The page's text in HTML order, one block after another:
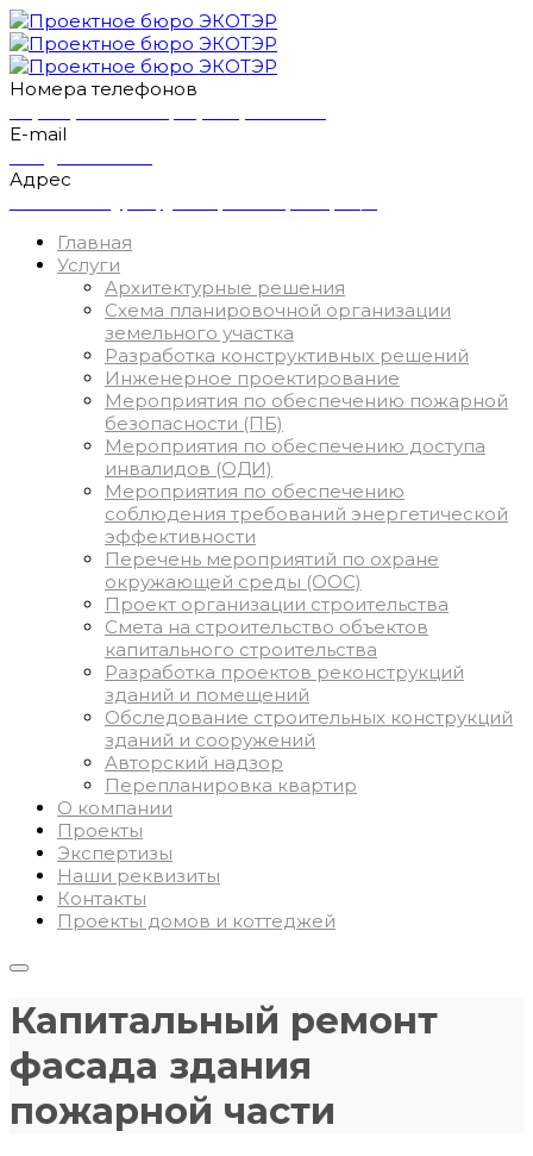
Номера телефонов
E-mail
Адрес
Главная
Услуги
Архитектурные решения
Схема планировочной организации
земельного участка
Разработка конструктивных решений
Инженерное проектирование
Мероприятия по обеспечению пожарной
безопасности (ПБ)
Мероприятия по обеспечению доступа
инвалидов (ОДИ)
Мероприятия по обеспечению
соблюдения требований энергетической
эффективности
Перечень мероприятий по охране
окружающей среды (ООС)
Проект организации строительства
Смета на строительство объектов
капитального строительства
Разработка проектов реконструкций
зданий и помещений
Обследование строительных конструкций
зданий и сооружений
Авторский надзор
Перепланировка квартир
О компании
Проекты
Экспертизы
Наши реквизиты
Контакты
Проекты домов и коттеджей
Капитальный ремонт
фасада здания
пожарной части